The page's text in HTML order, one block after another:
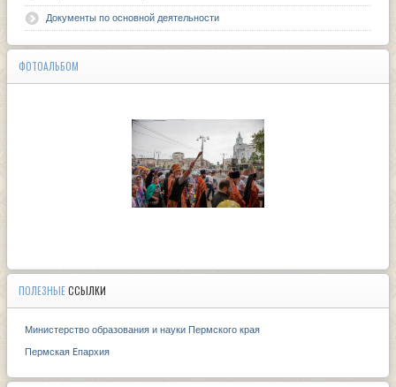
Документы по основной деятельности
ФОТОАЛЬБОМ
ПОЛЕЗНЫЕССЫЛКИ
Министерство образования и науки Пермского края
Пермская Eпархия